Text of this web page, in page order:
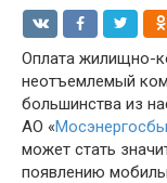
Оплата жилищно-
неотъемлемый
большинства из
АО «
может стать
появлению